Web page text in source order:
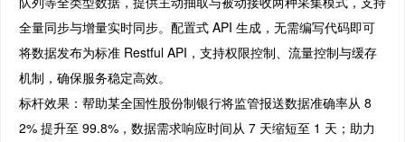
全量同步与增量实时同步。配置式 API 生成，无需编写代码即可
将数据发布为标准 Restful API，支持权限控制、流量控制与缓存
机制，确保服务稳定高效。
标杆效果：帮助某全国性股份制银行将监管报送数据准确率从 8
2% 提升至 99.8%，数据需求响应时间从 7 天缩短至 1 天；助力